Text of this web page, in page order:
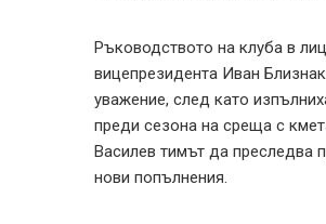
Ръководството на клуба в
вицепрезидента Иван
уважение, след като
преди сезона на среща с
Василев тимът да преследва
нови попълнения.